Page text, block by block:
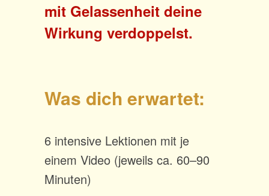
mit Gelassenheit deine
Wirkung verdoppelst.
Was dich erwartet:
6 intensive Lektionen mit je
einem Video (jeweils ca. 60–90
Minuten)